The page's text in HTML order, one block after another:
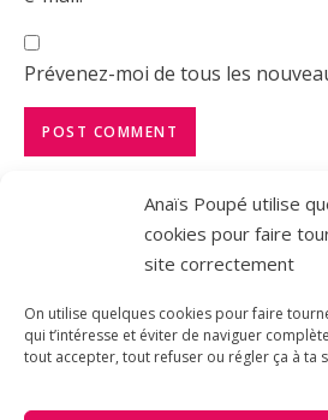
Anaïs Poupé utilise
cookies pour faire
site correctement
On utilise quelques cookies pour faire
qui t’intéresse et éviter de naviguer
tout accepter, tout refuser ou régler ça à ta
Prévenez-moi de tous les
© 2026 - All Rights Reserved | Bard